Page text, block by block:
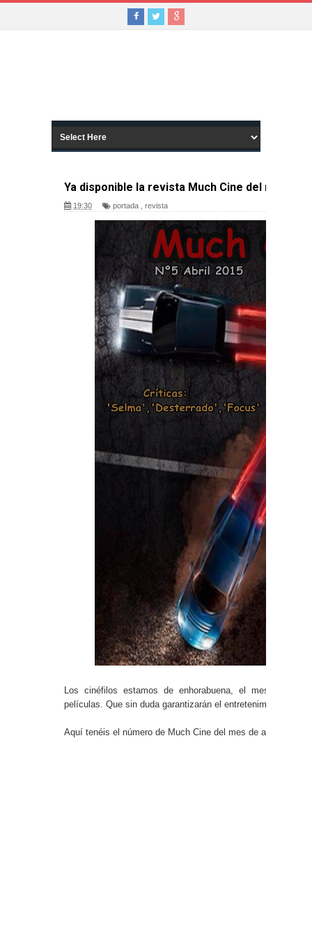
Ya disponible la revista Much Cine del mes de
19:30 portada revista
Los cinéfilos estamos de enhorabuena, el mes de abril
películas. Que sin duda garantizarán el entretenimiento en
Aquí tenéis el número de Much Cine del mes de abril: